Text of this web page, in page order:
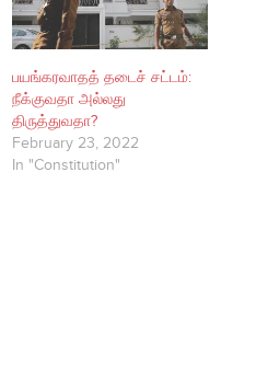
பயங்கரவாதத் தடைச் சட்டம்:
நீக்குவதா அல்லது
திருத்துவதா?
February 23, 2022
In "Constitution"